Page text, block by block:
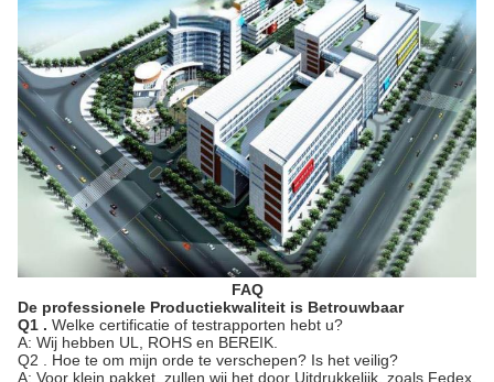
FAQ
De professionele Productiekwaliteit is Betrouwbaar
Q1 . Welke certificatie of testrapporten hebt u?
A: Wij hebben UL, ROHS en BEREIK.
Q2 . Hoe te om mijn orde te verschepen? Is het veilig?
A: Voor klein pakket, zullen wij het door Uitdrukkelijk, zoals Fedex,